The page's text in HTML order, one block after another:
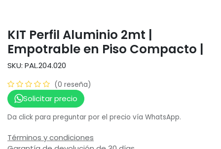
KIT Perfil Aluminio 2mt |
Empotrable en Piso Compacto |
SKU: PAL.204.020
(0 reseña)
Solicitar precio
Da click para preguntar por el precio vía WhatsApp.
Términos y condiciones